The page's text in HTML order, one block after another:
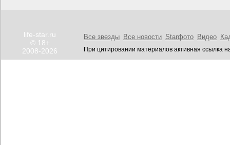
life-star.ru
© 18+
2008-2026
Все звезды Все новости Starфото Видео
При цитировании материалов активная ссылка